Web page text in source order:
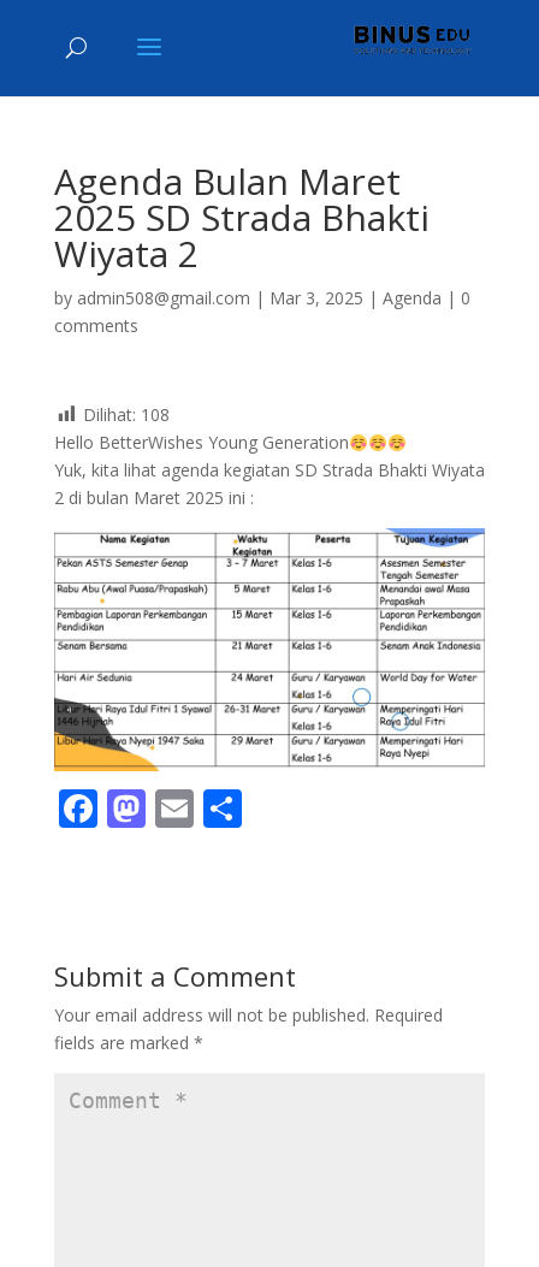
Agenda Bulan Maret
2025 SD Strada Bhakti
Wiyata 2
by admin508@gmail.com | Mar 3, 2025 | Agenda | 0
comments
Dilihat: 108
Hello BetterWishes Young Generation
Yuk, kita lihat agenda kegiatan SD Strada Bhakti Wiyata
2 di bulan Maret 2025 ini :
F
o
o
k
M
o
n
E S
Submit a Comment
Your email address will not be published. Required
fields are marked *